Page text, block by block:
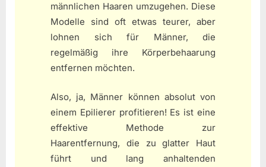
männlichen Haaren umzugehen. Diese
Modelle sind oft etwas teurer, aber
lohnen sich für Männer, die
regelmäßig ihre Körperbehaarung
entfernen möchten.
Also, ja, Männer können absolut von
einem Epilierer profitieren! Es ist eine
effektive Methode zur
Haarentfernung, die zu glatter Haut
führt und lang anhaltenden